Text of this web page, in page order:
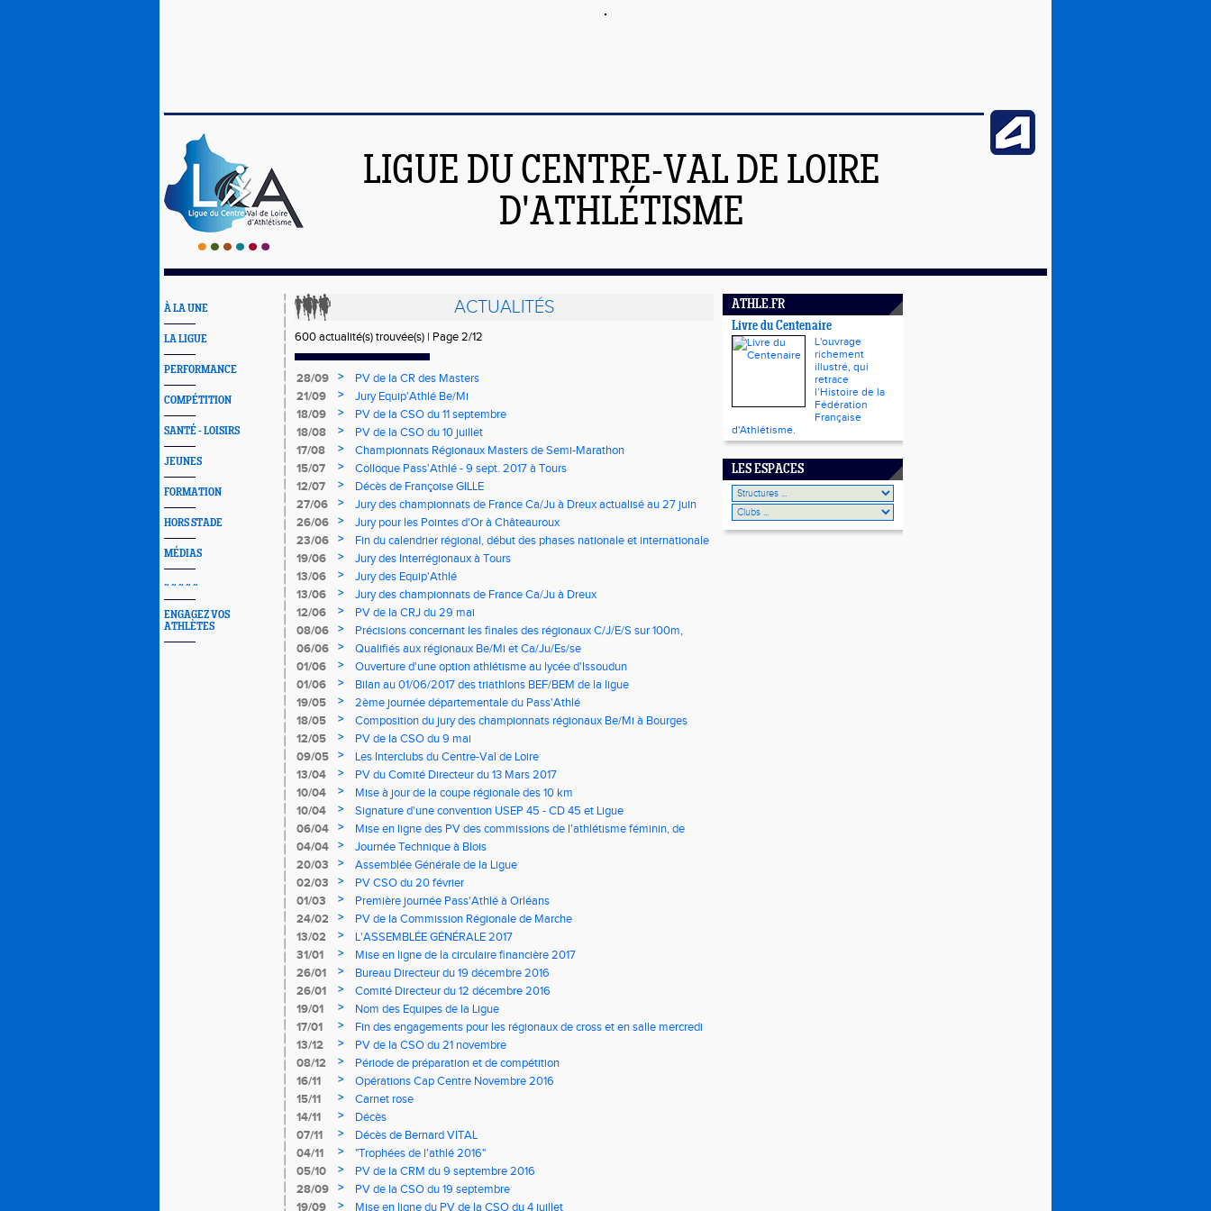
LIGUE DU CENTRE-VAL DE LOIRE
D'ATHLÉTISME
À LA UNE
LA LIGUE
PERFORMANCE
COMPÉTITION
SANTÉ - LOISIRS
JEUNES
FORMATION
HORS STADE
MÉDIAS
~ ~ ~ ~ ~
ENGAGEZ VOS
ATHLÈTES
ACTUALITÉS
600 actualité(s) trouvée(s) | Page 2/12
28/09 >
PV de la CR des Masters
21/09
>
Jury Equip'Athlé Be/Mi
18/09
>
PV de la CSO du 11 septembre
18/08
>
PV de la CSO du 10 juillet
17/08
>
Championnats Régionaux Masters de Semi-Marathon
15/07
>
Colloque Pass'Athlé - 9 sept. 2017 à Tours
12/07
>
Décès de Françoise GILLE
27/06
>
Jury des championnats de France Ca/Ju à Dreux actualisé au 27 juin
26/06
>
Jury pour les Pointes d'Or à Châteauroux
23/06
>
Fin du calendrier régional, début des phases nationale et internationale
19/06
>
Jury des Interrégionaux à Tours
13/06
>
Jury des Equip'Athlé
13/06
>
Jury des championnats de France Ca/Ju à Dreux
12/06
>
PV de la CRJ du 29 mai
08/06
>
Précisions concernant les finales des régionaux C/J/E/S sur 100m,
200m, 400m, 800m et 400m haies
06/06 >
Qualifiés aux régionaux Be/Mi et Ca/Ju/Es/se
01/06
>
Ouverture d'une option athlétisme au lycée d'Issoudun
01/06
>
Bilan au 01/06/2017 des triathlons BEF/BEM de la ligue
19/05
>
2ème journée départementale du Pass'Athlé
18/05
>
Composition du jury des championnats régionaux Be/Mi à Bourges
12/05
>
PV de la CSO du 9 mai
09/05
>
Les Interclubs du Centre-Val de Loire
13/04
>
PV du Comité Directeur du 13 Mars 2017
10/04
>
Mise à jour de la coupe régionale des 10 km
10/04
>
Signature d'une convention USEP 45 - CD 45 et Ligue
06/04
>
Mise en ligne des PV des commissions de l'athlétisme féminin, de
l'athlétisme master et de la CSO
04/04 >
Journée Technique à Blois
20/03
>
Assemblée Générale de la Ligue
02/03
>
PV CSO du 20 février
01/03
>
Première journée Pass'Athlé à Orléans
24/02
>
PV de la Commission Régionale de Marche
13/02
>
L'ASSEMBLÉE GÉNÉRALE 2017
31/01
>
Mise en ligne de la circulaire financière 2017
26/01
>
Bureau Directeur du 19 décembre 2016
26/01
>
Comité Directeur du 12 décembre 2016
19/01
>
Nom des Equipes de la Ligue
17/01
>
Fin des engagements pour les régionaux de cross et en salle mercredi
9h00
13/12 >
PV de la CSO du 21 novembre
08/12
>
Période de préparation et de compétition
16/11
>
Opérations Cap Centre Novembre 2016
15/11
>
Carnet rose
14/11
>
Décès
07/11
>
Décès de Bernard VITAL
04/11
>
"Trophées de l'athlé 2016"
05/10
>
PV de la CRM du 9 septembre 2016
28/09
>
PV de la CSO du 19 septembre
19/09
> Mise en ligne du PV de la CSO du 4 juillet
ATHLE.FR
Livre du Centenaire
L'ouvrage
richement
illustré, qui
retrace
l’Histoire de la
Fédération
Française
d'Athlétisme.
LES ESPACES